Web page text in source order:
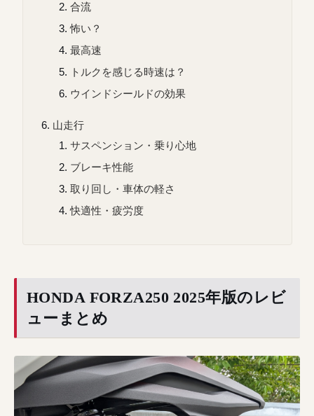
合流
怖い？
最高速
トルクを感じる時速は？
ウインドシールドの効果
山走行
サスペンション・乗り心地
ブレーキ性能
取り回し・車体の軽さ
快適性・疲労度
HONDA FORZA250 2025年版のレビ
ューまとめ